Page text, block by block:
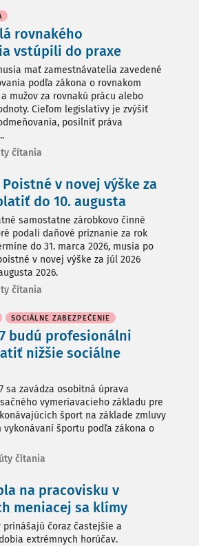
rovnakého
vstúpili do praxe
mať zamestnávatelia zavedené
podľa zákona o rovnakom
mužov za rovnakú prácu alebo
Cieľom legislatívy je zvýšiť
posilniť práva
čítania
Poistné v novej výške za
do 10. augusta
samostatne zárobkovo činné
podali daňové priznanie za rok
do 31. marca 2026, musia po
v novej výške za júl 2026
2026.
čítania
SOCIÁLNE ZABEZPEČENIE
budú profesionálni
nižšie sociálne
sa zavádza osobitná úprava
vymeriavacieho základu pre
šport na základe zmluvy
športu podľa zákona o
čítania
na pracovisku v
meniacej sa klímy
prinášajú čoraz častejšie a
extrémnych horúčav.